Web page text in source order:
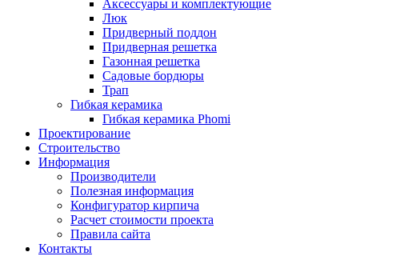
Аксессуары и комплектующие
Люк
Придверный поддон
Придверная решетка
Газонная решетка
Садовые бордюры
Трап
Гибкая керамика
Гибкая керамика Phomi
Проектирование
Строительство
Информация
Производители
Полезная информация
Конфигуратор кирпича
Расчет стоимости проекта
Правила сайта
Контакты